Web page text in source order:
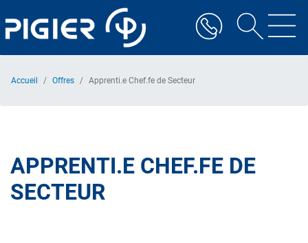
au
contenu
Accueil Offres Apprenti.e Chef.fe de Secteur
APPRENTI.E CHEF.FE DE
SECTEUR